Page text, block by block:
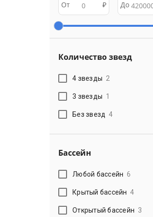
От ₽ До
Количество звезд
4 звезды 2
3 звезды 1
Без звезд 4
Бассейн
Любой бассейн 6
Крытый бассейн 4
Открытый бассейн 3